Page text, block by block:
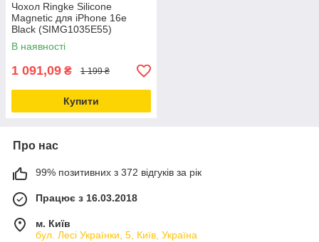
Чохол Ringke Silicone
Magnetic для iPhone 16e
Black (SIMG1035E55)
В наявності
1 091,09 ₴ 1 199 ₴
Купити
Про нас
99% позитивних з 372 відгуків за рік
Працює з 16.03.2018
м. Київ
бул. Лесі Українки, 5, Київ, Україна